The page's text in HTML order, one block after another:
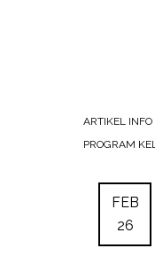
ARTIKEL INFO
PROGRAM
FEB
26